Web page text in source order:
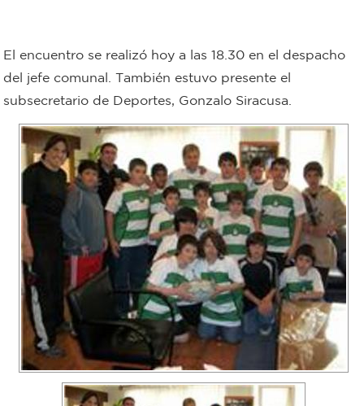
Bromatología
Rentas
Municipal
Mi
bondi
Boleto
estudiantil
Recorrido
colectivos
Personal
municipal
El encuentro se realizó hoy a las 18.30 en el despacho
del jefe comunal. También estuvo presente el
subsecretario de Deportes, Gonzalo Siracusa.